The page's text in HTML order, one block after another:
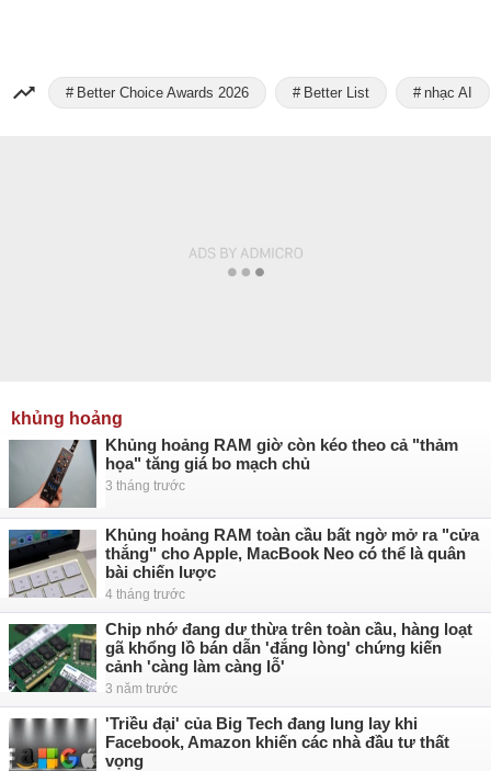
Better Choice Awards 2026 Better List nhạc AI
khủng hoảng
Khủng hoảng RAM giờ còn kéo theo cả "thảm
họa" tăng giá bo mạch chủ
3 tháng trước
Khủng hoảng RAM toàn cầu bất ngờ mở ra "cửa
thắng" cho Apple, MacBook Neo có thể là quân
bài chiến lược
4 tháng trước
Chip nhớ đang dư thừa trên toàn cầu, hàng loạt
gã khổng lồ bán dẫn 'đắng lòng' chứng kiến
cảnh 'càng làm càng lỗ'
3 năm trước
'Triều đại' của Big Tech đang lung lay khi
Facebook, Amazon khiến các nhà đầu tư thất
vọng